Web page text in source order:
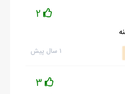
2
۱ سال پیش
3